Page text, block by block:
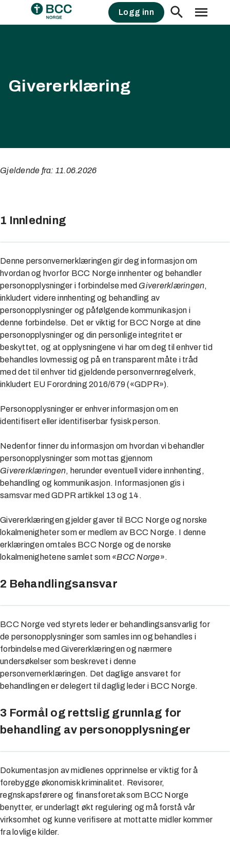
Logg inn
Givererklæring
Gjeldende fra: 11.06.2026
1 Innledning
Denne personvernerklæringen gir deg informasjon om
hvordan og hvorfor BCC Norge innhenter og behandler
personopplysninger i forbindelse med Givererklæringen,
inkludert videre innhenting og behandling av
personopplysninger og påfølgende kommunikasjon i
denne forbindelse. Det er viktig for BCC Norge at dine
personopplysninger og din personlige integritet er
beskyttet, og at opplysningene vi har om deg til enhver tid
behandles lovmessig og på en transparent måte i tråd
med det til enhver tid gjeldende personvernregelverk,
inkludert EU Forordning 2016/679 («GDPR»).
Personopplysninger er enhver informasjon om en
identifisert eller identifiserbar fysisk person.
Nedenfor finner du informasjon om hvordan vi behandler
personopplysninger som mottas gjennom
Givererklæringen, herunder eventuell videre innhenting,
behandling og kommunikasjon. Informasjonen gis i
samsvar med GDPR artikkel 13 og 14.
Givererklæringen gjelder gaver til BCC Norge og norske
lokalmenigheter som er medlem av BCC Norge. I denne
erklæringen omtales BCC Norge og de norske
lokalmenighetene samlet som «BCC Norge».
2 Behandlingsansvar
BCC Norge ved styrets leder er behandlingsansvarlig for
de personopplysninger som samles inn og behandles i
forbindelse med Givererklæringen og nærmere
undersøkelser som beskrevet i denne
personvernerklæringen. Det daglige ansvaret for
behandlingen er delegert til daglig leder i BCC Norge.
3 Formål og rettslig grunnlag for
behandling av personopplysninger
Dokumentasjon av midlenes opprinnelse er viktig for å
forebygge økonomisk kriminalitet. Revisorer,
regnskapsførere og finansforetak som BCC Norge
benytter, er underlagt økt regulering og må forstå vår
virksomhet og kunne verifisere at mottatte midler kommer
fra lovlige kilder.